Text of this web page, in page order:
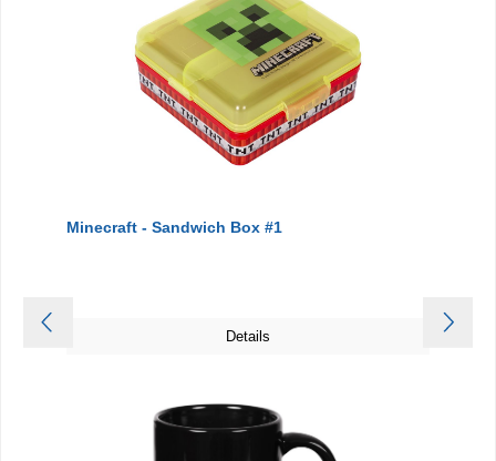
Minecraft - Sandwich Box #1
Details